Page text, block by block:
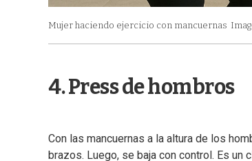
Mujer haciendo ejercicio con mancuernas
4. Press de hombros
Con las mancuernas a la altura de los
brazos. Luego, se baja con control. Es